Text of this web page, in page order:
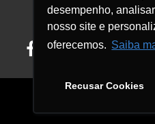
desempenho,
nosso site e
oferecemos. Saiba
Recusar Cookies
Rua Florida, 1738, Conj. 121
Cidade Monções
Facebook
LinkedIn